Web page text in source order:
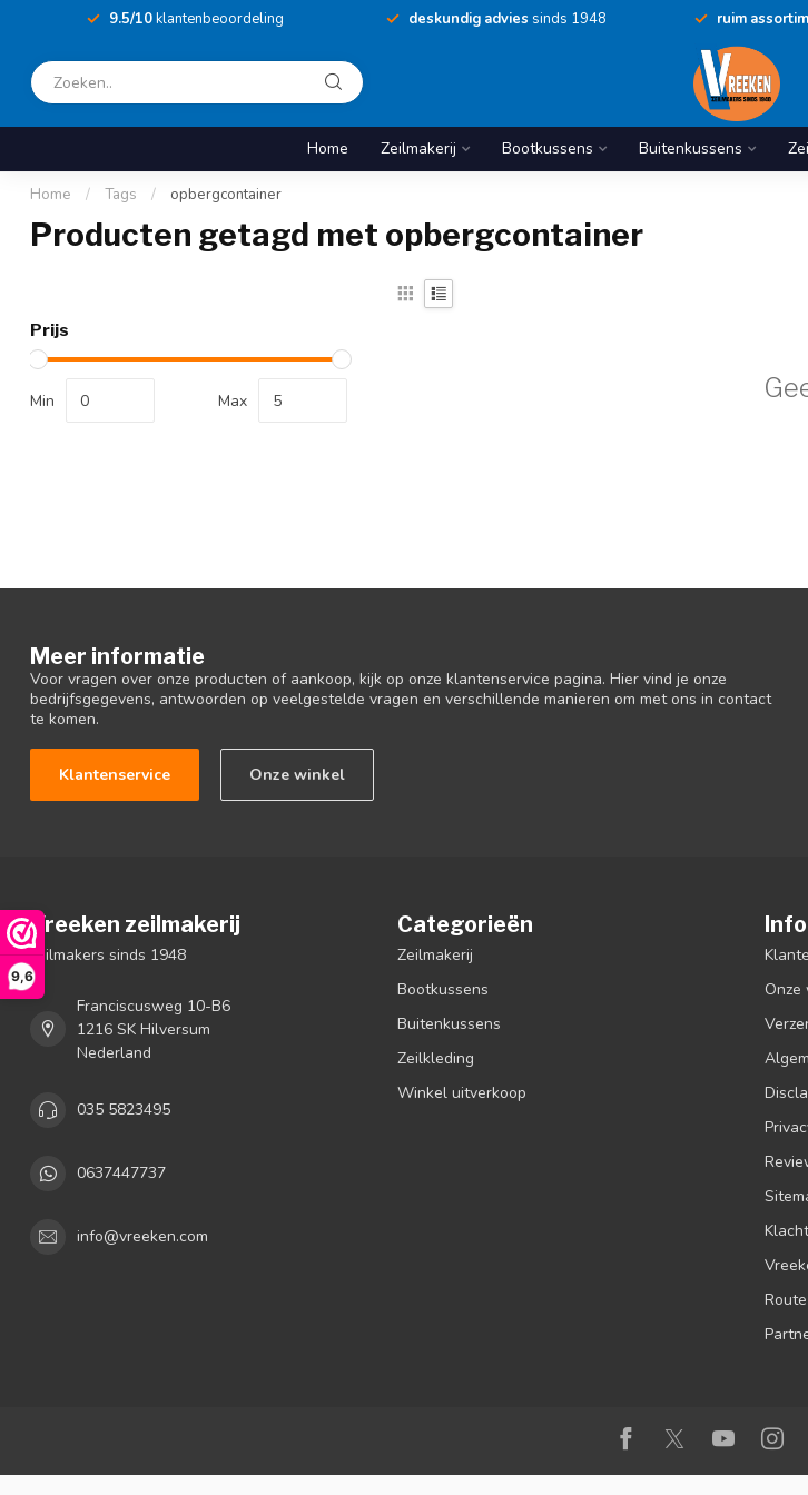
9,6
9.5/10klantenbeoordeling deskundig advies sinds 1948 ruim
Home Zeilmakerij Bootkussens Buitenkussens
Home / Tags / opbergcontainer
Producten getagd met opbergcontainer
Prijs
Min Max
Meer informatie
Voor vragen over onze producten of aankoop, kijk op onze klantenservice pagina. Hier vind je onze
bedrijfsgegevens, antwoorden op veelgestelde vragen en verschillende manieren om met ons in contact
te komen.
Klantenservice Onze winkel
Vreeken zeilmakerij
zeilmakers sinds 1948
Franciscusweg 10-B6
1216 SK Hilversum
Nederland
035 5823495
0637447737
info@vreeken.com
Categorieën
Zeilmakerij
Bootkussens
Buitenkussens
Zeilkleding
Winkel uitverkoop
Onze